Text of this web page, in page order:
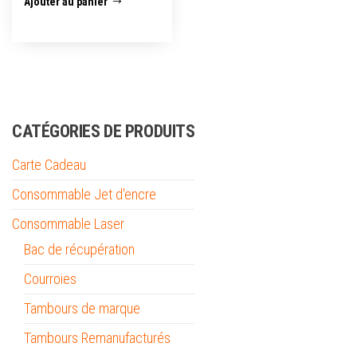
CATÉGORIES DE PRODUITS
Carte Cadeau
Consommable Jet d'encre
Consommable Laser
Bac de récupération
Courroies
Tambours de marque
Tambours Remanufacturés